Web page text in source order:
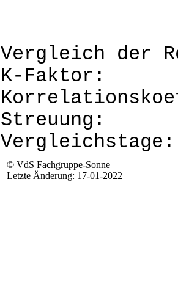
Vergleich der
K-
© VdS Fachgruppe-Sonne
Letzte Änderung: 17-01-2022